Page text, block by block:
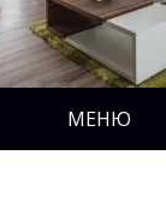
МЕНЮ